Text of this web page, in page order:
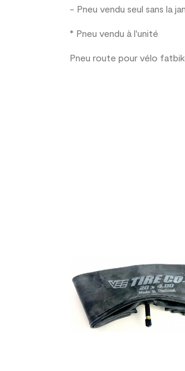
- Pneu vendu seul sans la
* Pneu vendu à l'unité
Pneu route pour vélo